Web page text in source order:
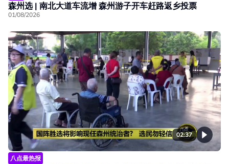
森州选 | 南北大道车流增 森州游子开车赶路返乡投票
01/08/2026
02:37
八点最热报